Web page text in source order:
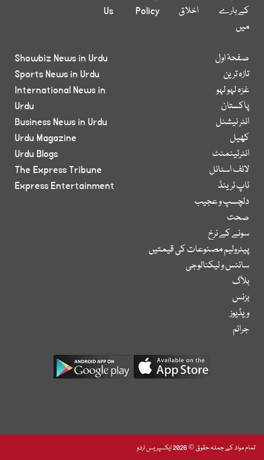
کے بارے
میں
اخلاق
Policy
Us
صفحۂ اول
تازہ ترین
غزہ لہو لہو
پاکستان
انٹر نیشنل
کھیل
انٹرٹینمنٹ
لائف اسٹائل
ٹاپ ٹرینڈ
دلچسپ و عجیب
صحت
سونے کے نرخ
پیٹرولیم مصنوعات کی قیمتیں
سائنس و ٹیکنالوجی
بلاگ
بزنس
ویڈیوز
جرائم
Showbiz News in Urdu
Sports News in Urdu
International News in
Urdu
Business News in Urdu
Urdu Magazine
Urdu Blogs
The Express Tribune
Express Entertainment
تمام مواد کے جملہ حقوق © 2026 ایکسپریس اردو